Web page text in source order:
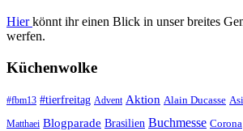
Hierkönnt ihr einen Blick in unser breites
werfen.
Küchenwolke
#fbm13 #tierfreitag Advent Aktion Alain Ducasse
Matthaei Blogparade Brasilien Buchmesse Corona